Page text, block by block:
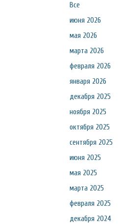
Все
июня 2026
мая 2026
марта 2026
февраля 2026
января 2026
декабря 2025
ноября 2025
октября 2025
сентября 2025
июня 2025
мая 2025
марта 2025
февраля 2025
декабря 2024